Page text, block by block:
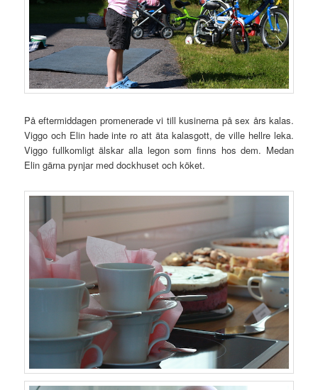
På eftermiddagen promenerade vi till kusinerna på sex års kalas.
Viggo och Elin hade inte ro att äta kalasgott, de ville hellre leka.
Viggo fullkomligt älskar alla legon som finns hos dem. Medan
Elin gärna pynjar med dockhuset och köket.